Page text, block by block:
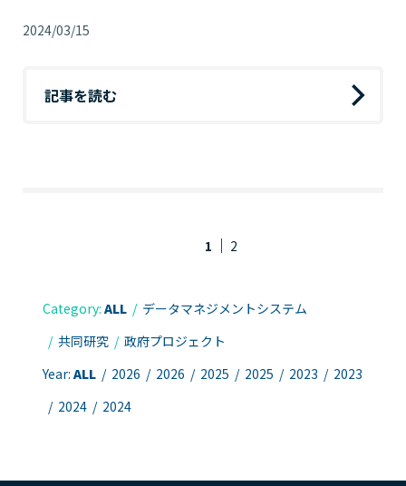
2024/03/15
記事を読む
1 2
Category: ALL
データマネジメントシステム
共同研究
政府プロジェクト
Year: ALL 2026 2026 2025 2025 2023
2023
2024
2024